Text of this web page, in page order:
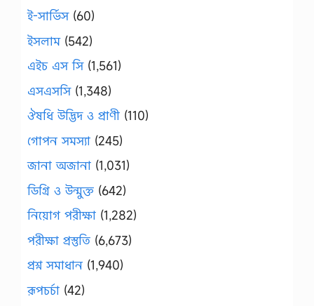
ই-সার্ভিস(60)
ইসলাম(542)
এইচ এস সি(1,561)
এসএসসি(1,348)
ঔষধি উদ্ভিদ ও প্রাণী (110)
গোপন সমস্যা (245)
জানা অজানা (1,031)
ডিগ্রি ও উন্মুক্ত (642)
নিয়োগ পরীক্ষা (1,282)
পরীক্ষা প্রস্তুতি (6,673)
প্রশ্ন সমাধান (1,940)
রূপচর্চা (42)